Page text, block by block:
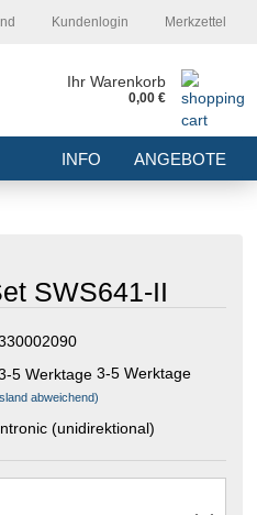
Kundenlogin Merkzettel
Ihr Warenkorb
0,00 €
INFO ANGEBOTE
SWS641-II
3-5 Werktage
abweichend)
(unidirektional)